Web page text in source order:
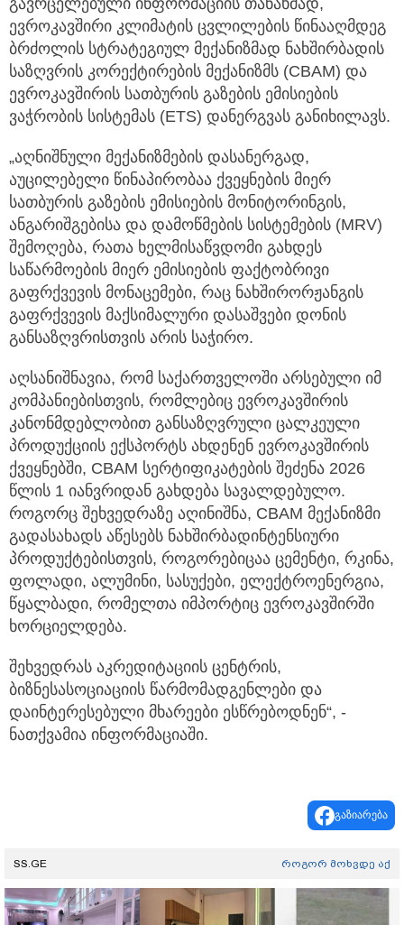
გავრცელებული ინფორმაციის თანახმად,
ევროკავშირი კლიმატის ცვლილების წინააღმდეგ
ბრძოლის სტრატეგიულ მექანიზმად ნახშირბადის
საზღვრის კორექტირების მექანიზმს (CBAM) და
ევროკავშირის სათბურის გაზების ემისიების
ვაჭრობის სისტემას (ETS) დანერგვას განიხილავს.
„აღნიშნული მექანიზმების დასანერგად,
აუცილებელი წინაპირობაა ქვეყნების მიერ
სათბურის გაზების ემისიების მონიტორინგის,
ანგარიშგებისა და დამოწმების სისტემების (MRV)
შემოღება, რათა ხელმისაწვდომი გახდეს
საწარმოების მიერ ემისიების ფაქტობრივი
გაფრქვევის მონაცემები, რაც ნახშირორჟანგის
გაფრქვევის მაქსიმალური დასაშვები დონის
განსაზღვრისთვის არის საჭირო.
აღსანიშნავია, რომ საქართველოში არსებული იმ
კომპანიებისთვის, რომლებიც ევროკავშირის
კანონმდებლობით განსაზღვრული ცალკეული
პროდუქციის ექსპორტს ახდენენ ევროკავშირის
ქვეყნებში, CBAM სერტიფიკატების შეძენა 2026
წლის 1 იანვრიდან გახდება სავალდებულო.
როგორც შეხვედრაზე აღინიშნა, CBAM მექანიზმი
გადასახადს აწესებს ნახშირბადინტენსიური
პროდუქტებისთვის, როგორებიცაა ცემენტი, რკინა,
ფოლადი, ალუმინი, სასუქები, ელექტროენერგია,
წყალბადი, რომელთა იმპორტიც ევროკავშირში
ხორციელდება.
შეხვედრას აკრედიტაციის ცენტრის,
ბიზნესასოციაციის წარმომადგენლები და
დაინტერესებული მხარეები ესწრებოდნენ“, -
ნათქვამია ინფორმაციაში.
გაზიარება
SS.GE როგორ მოხვდე აქ